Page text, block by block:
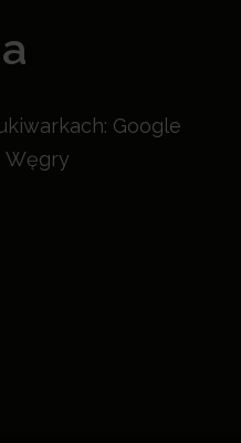
Google
Węgry